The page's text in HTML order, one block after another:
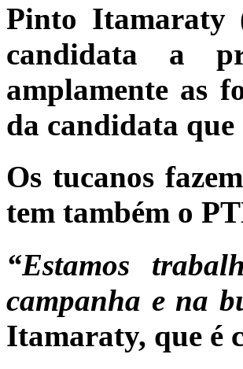
Pinto Itamaraty
candidata a
amplamente as
da candidata que
Os tucanos
tem também o
“Estamos
campanha e na
Itamaraty, que é